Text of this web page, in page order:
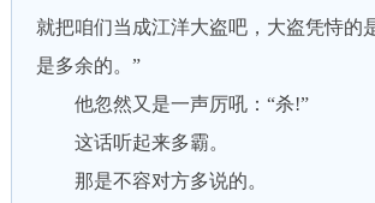
就把咱们当成江洋大盗吧，大盗凭恃的
是多余的。”
他忽然又是一声厉吼：“杀!”
这话听起来多霸。
那是不容对方多说的。